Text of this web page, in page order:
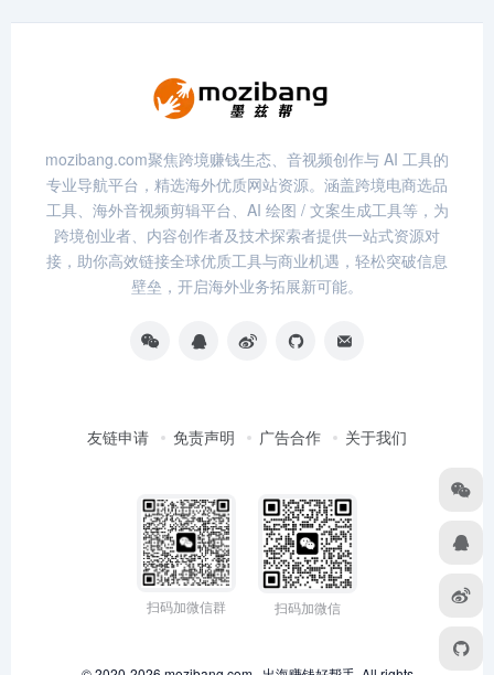
mozibang.com聚焦跨境赚钱生态、音视频创作与 AI 工具的
专业导航平台，精选海外优质网站资源。涵盖跨境电商选品
工具、海外音视频剪辑平台、AI 绘图 / 文案生成工具等，为
跨境创业者、内容创作者及技术探索者提供一站式资源对
接，助你高效链接全球优质工具与商业机遇，轻松突破信息
壁垒，开启海外业务拓展新可能。
友链申请 免责声明 广告合作 关于我们
扫码加微信群 扫码加微信